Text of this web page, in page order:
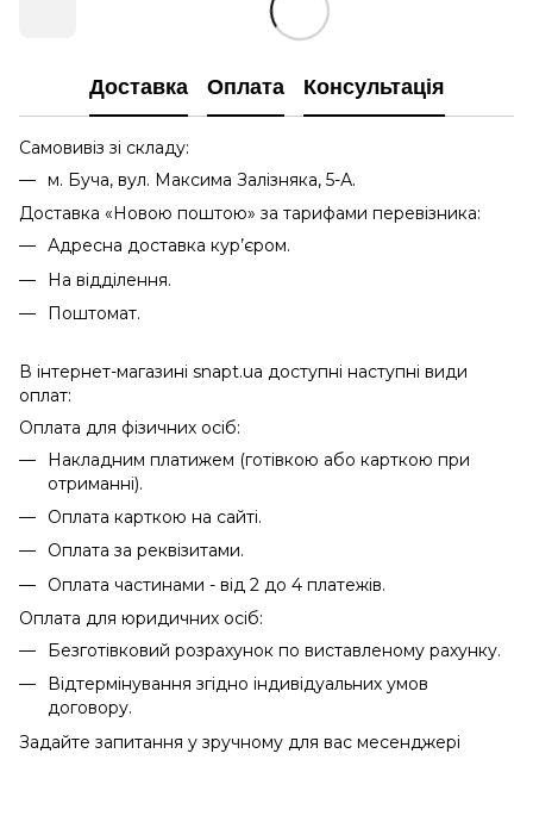
Доставка Оплата Консультація
Самовивіз зі складу:
м. Буча, вул. Максима Залізняка, 5-А.
Доставка «Новою поштою» за тарифами перевізника:
Адресна доставка кур’єром.
На відділення.
Поштомат.
В інтернет-магазині snapt.ua доступні наступні види
оплат:
Оплата для фізичних осіб:
Накладним платижем (готівкою або карткою при
отриманні).
Оплата карткою на сайті.
Оплата за реквізитами.
Оплата частинами - від 2 до 4 платежів.
Оплата для юридичних осіб:
Безготівковий розрахунок по виставленому рахунку.
Відтермінування згідно індивідуальних умов
договору.
Задайте запитання у зручному для вас месенджері